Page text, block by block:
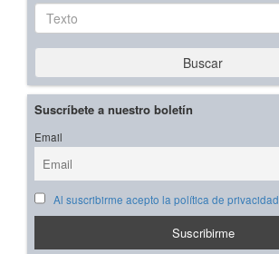
Texto
Buscar
Suscríbete a nuestro boletín
Email
Al suscribirme acepto la política de privacidad